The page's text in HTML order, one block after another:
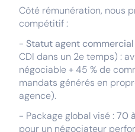
Côté rémunération, nous
compétitif :
- Statut agent commercial
CDI dans un 2e temps) :
négociable + 45 % de
mandats générés en
agence).
- Package global visé :70
pour un négociateur